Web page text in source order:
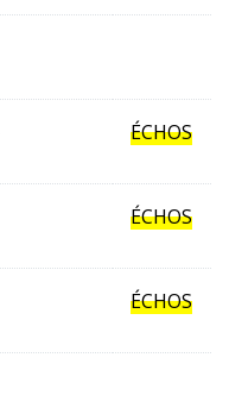
ÉCHOS
ÉCHOS
ÉCHOS